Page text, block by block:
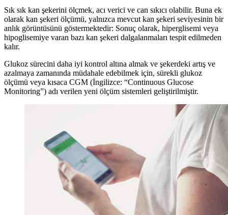
Sık sık kan şekerini ölçmek, acı verici ve can sıkıcı olabilir. Buna ek
olarak kan şekeri ölçümü, yalnızca mevcut kan şekeri seviyesinin bir
anlık görüntüsünü göstermektedir: Sonuç olarak, hiperglisemi veya
hipoglisemiye varan bazı kan şekeri dalgalanmaları tespit edilmeden
kalır.
Glukoz sürecini daha iyi kontrol altına almak ve şekerdeki artış ve
azalmaya zamanında müdahale edebilmek için, sürekli glukoz
ölçümü veya kısaca CGM (İngilizce: “Continuous Glucose
Monitoring”) adı verilen yeni ölçüm sistemleri geliştirilmiştir.